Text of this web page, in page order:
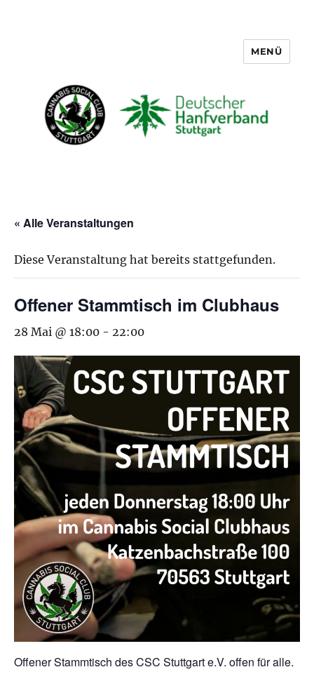
Cannabis Social Club Stuttgart
MENÜ
« Alle Veranstaltungen
Diese Veranstaltung hat bereits stattgefunden.
Offener Stammtisch im Clubhaus
28 Mai @ 18:00 - 22:00
Offener Stammtisch des CSC Stuttgart e.V. offen für alle.